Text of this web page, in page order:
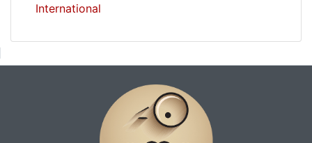
International